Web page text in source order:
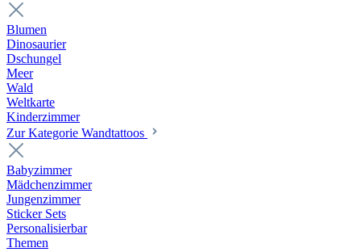
Blumen
Dinosaurier
Dschungel
Meer
Wald
Weltkarte
Kinderzimmer
Zur Kategorie Wandtattoos
Babyzimmer
Mädchenzimmer
Jungenzimmer
Sticker Sets
Personalisierbar
Themen